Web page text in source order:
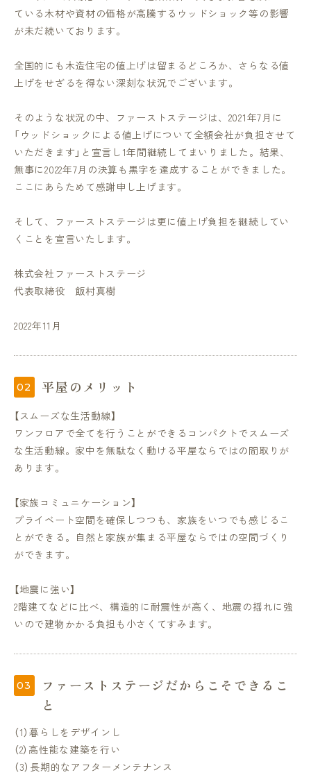
ている木材や資材の価格が高騰するウッドショック等の影響
が未だ続いております。
全国的にも木造住宅の値上げは留まるどころか、さらなる値
上げをせざるを得ない深刻な状況でございます。
そのような状況の中、ファーストステージは、2021年7月に
「ウッドショックによる値上げについて全額会社が負担させて
いただきます」と宣言し1年間継続してまいりました。結果、
無事に2022年7月の決算も黒字を達成することができました。
ここにあらためて感謝申し上げます。
そして、ファーストステージは更に値上げ負担を継続してい
くことを宣言いたします。
株式会社ファーストステージ
代表取締役 飯村真樹
2022年11月
平屋のメリット
【スムーズな生活動線】
ワンフロアで全てを行うことができるコンパクトでスムーズ
な生活動線。家中を無駄なく動ける平屋ならではの間取りが
あります。
【家族コミュニケーション】
プライベート空間を確保しつつも、家族をいつでも感じるこ
とができる。自然と家族が集まる平屋ならではの空間づくり
ができます。
【地震に強い】
2階建てなどに比べ、構造的に耐震性が高く、地震の揺れに強
いので建物かかる負担も小さくてすみます。
ファーストステージだからこそできるこ
と
（1）暮らしをデザインし
（2）高性能な建築を行い
（3）長期的なアフターメンテナンス